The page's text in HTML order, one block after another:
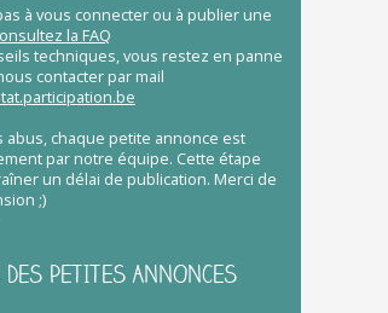
à vous connecter ou à publier une
la FAQ
techniques, vous restez en panne
contacter par mail
abus, chaque petite annonce est
par notre équipe. Cette étape
un délai de publication. Merci de
;)
DES PETITES ANNONCES